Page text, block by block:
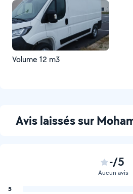
Volume 12 m3
Avis laissés sur
-/5
Aucun avis
5